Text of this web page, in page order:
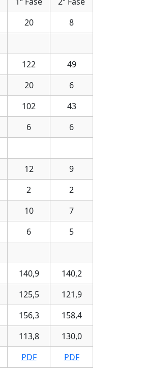
20
8
122
49
20
6
102
43
6
6
12
9
2
2
10
7
6
5
140,9
140,2
125,5
121,9
156,3
158,4
113,8
130,0
PDF PDF